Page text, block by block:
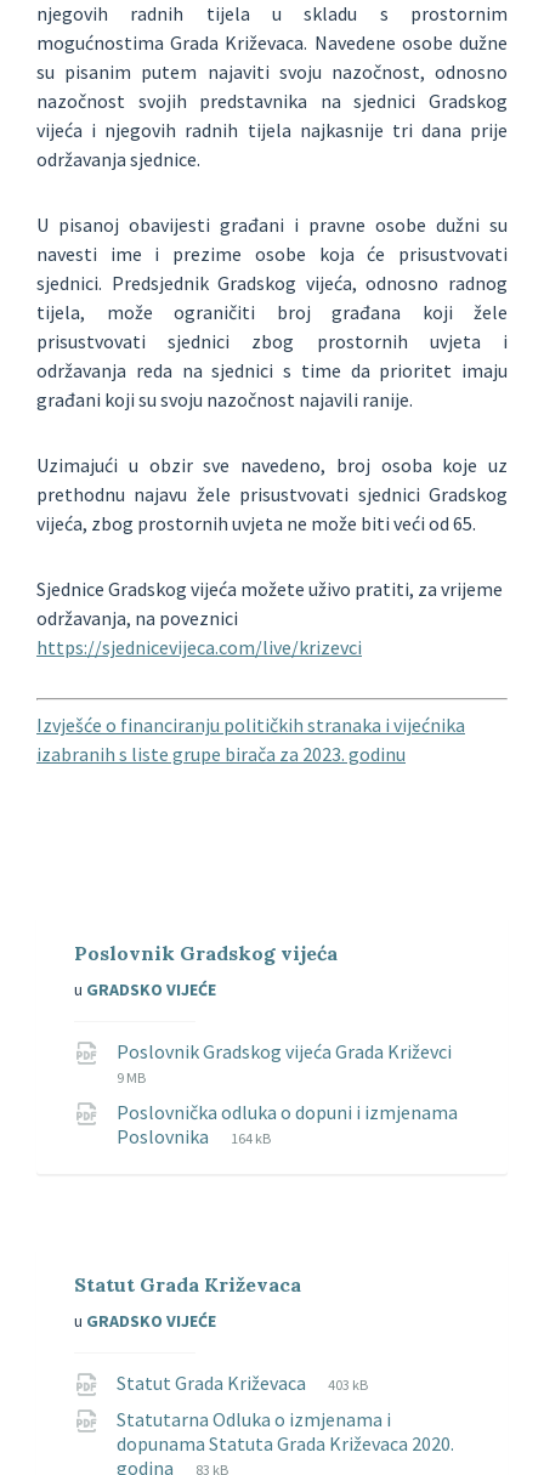
njegovih radnih tijela u skladu s prostornim
mogućnostima Grada Križevaca. Navedene osobe dužne
su pisanim putem najaviti svoju nazočnost, odnosno
nazočnost svojih predstavnika na sjednici Gradskog
vijeća i njegovih radnih tijela najkasnije tri dana prije
održavanja sjednice.
U pisanoj obavijesti građani i pravne osobe dužni su
navesti ime i prezime osobe koja će prisustvovati
sjednici. Predsjednik Gradskog vijeća, odnosno radnog
tijela, može ograničiti broj građana koji žele
prisustvovati sjednici zbog prostornih uvjeta i
održavanja reda na sjednici s time da prioritet imaju
građani koji su svoju nazočnost najavili ranije.
Uzimajući u obzir sve navedeno, broj osoba koje uz
prethodnu najavu žele prisustvovati sjednici Gradskog
vijeća, zbog prostornih uvjeta ne može biti veći od 65.
Sjednice Gradskog vijeća možete uživo pratiti, za vrijeme
održavanja, na poveznici
https://sjednicevijeca.com/live/krizevci
Izvješće o financiranju političkih stranaka i vijećnika
izabranih s liste grupe birača za 2023. godinu
Poslovnik Gradskog vijeća
u GRADSKO VIJEĆE
Poslovnik Gradskog vijeća Grada Križevci
Tip
pdf
Veličina
datoteke:
9 MB
Poslovnička odluka o dopuni i izmjenama
Poslovnika
Tip
Veličina
164 kB
Statut Grada Križevaca
u GRADSKO VIJEĆE
Statut Grada Križevaca
Tip
pdf
Veličina
403 kB
Statutarna Odluka o izmjenama i
dopunama Statuta Grada Križevaca 2020.
godina
Tip
Veličina
83 kB